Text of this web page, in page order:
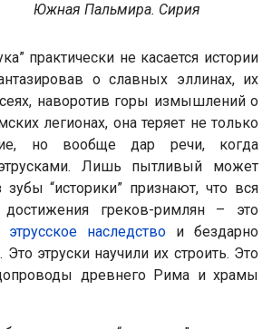
Южная Пальмира. Сирия
практически не касается истории
о славных эллинах, их
наворотив горы измышлений о
легионах, она теряет не только
но вообще дар речи, когда
этрусками. Лишь пытливый может
зубы “историки” признают, что вся
греков-римлян – это
этрусское наследство и бездарно
этруски научили их строить. Это
древнего Рима и храмы